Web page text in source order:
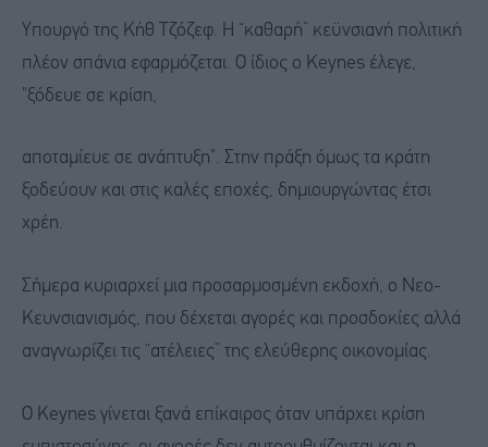
Υπουργό της Κήθ Τζόζεφ. Η “καθαρή” κεϋνσιανή πολιτική
πλέον σπάνια εφαρμόζεται. Ο ίδιος ο Keynes έλεγε,
"ξόδευε σε κρίση,
αποταμίευε σε ανάπτυξη". Στην πράξη όμως τα κράτη
ξοδεύουν και στις καλές εποχές, δημιουργώντας έτσι
χρέη.
Σήμερα κυριαρχεί μια προσαρμοσμένη εκδοχή, ο Νεο-
Κευνσιανισμός, που δέχεται αγορές και προσδοκίες αλλά
αναγνωρίζει τις “ατέλειες” της ελεύθερης οικονομίας.
Ο Keynes γίνεται ξανά επίκαιρος όταν υπάρχει κρίση